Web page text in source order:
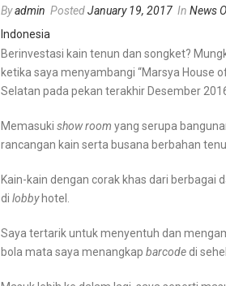
Byadmin PostedJanuary 19, 2017 In News
Berinvestasi kain tenun dan songket?
ketika saya menyambangi “Marsya House
Selatan pada pekan terakhir Desember
Memasuki show room yang serupa
rancangan kain serta busana berbahan
Kain-kain dengan corak khas dari
di lobbyhotel.
Saya tertarik untuk menyentuh dan
bola mata saya menangkap barcode di